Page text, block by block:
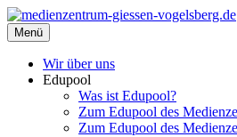
Zum
Inhalt
springen
medienzentrum-giessen-vogelsberg.de
Regionales Medienzentrum Gießen-
Menü
Wir über uns
Edupool
Was ist Edupool?
Zum Edupool des
Zum Edupool des